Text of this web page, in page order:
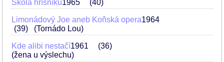
Škola hříšníků1965 40
Limonádový Joe aneb Koňská opera1964
39
(Tornádo Lou)
Kde alibi nestačí1961
36
(žena u výslechu)